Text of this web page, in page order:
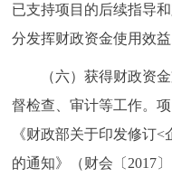
已支持项目的后续指导
分发挥财政资金使用效益
（六）获得财政资金
督检查、审计等工作。
《财政部关于印发修订
的通知》（财会〔2017